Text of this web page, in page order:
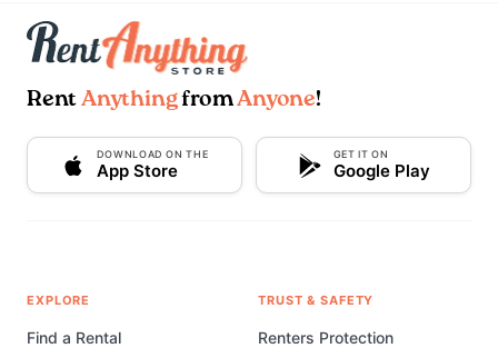
Rent AnythingfromAnyone!
DOWNLOAD ON THE
App Store
GET IT ON
Google Play
EXPLORE
Find a Rental
TRUST & SAFETY
Renters Protection